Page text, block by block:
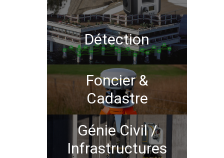
Détection
Foncier &
Cadastre
Génie Civil /
Infrastructures